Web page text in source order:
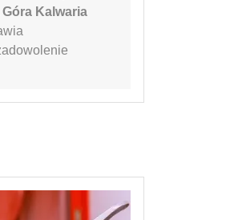
Kalwaria